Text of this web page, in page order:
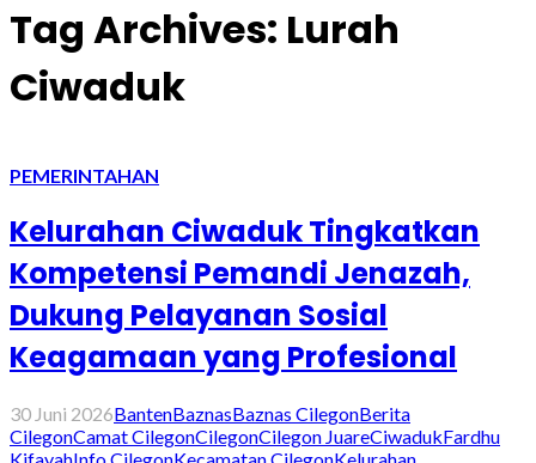
Tag Archives: Lurah
Ciwaduk
PEMERINTAHAN
Kelurahan Ciwaduk Tingkatkan
Kompetensi Pemandi Jenazah,
Dukung Pelayanan Sosial
Keagamaan yang Profesional
30 Juni 2026BantenBaznasBaznas CilegonBerita
CilegonCamat CilegonCilegonCilegon JuareCiwadukFardhu